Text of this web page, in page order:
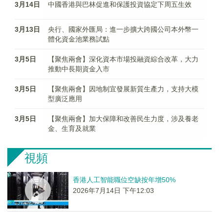
3月14日 中國香港與巴林促進和保護投資協定下周五生效
3月13日
央行、國家外匯局：進一步擴大跨國公司本外幣一
體化資金池業務試點
3月5日
【聚焦兩會】深化資本市場投融資綜合改革，大力
推動中長期資金入市
3月5日
【聚焦兩會】因地制宜發展新質生產力，支持大模
型廣泛應用
3月5日
【聚焦兩會】加大保障和改善民生力度，涉及養老
金、生育及就業
視頻
香港人工智能職位空缺按年增50%
2026年7月14日 下午12:03